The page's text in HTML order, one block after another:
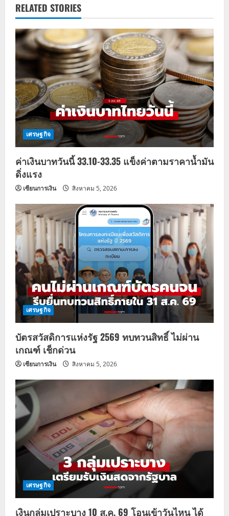
v
i
g
a
t
i
o
n
RELATED STORIES
เศรษฐกิจ
ค่าเงินบาทวันนี้ 33.10-33.35 แข็งค่าตามราคาน้ำมัน
ดิ่งแรง
เซียนการเงิน สิงหาคม 5, 2026
เศรษฐกิจ
บัตรสวัสดิการแห่งรัฐ 2569 ทบทวนสิทธิ์ ไม่ผ่าน
เกณฑ์ เช็กด่วน
เซียนการเงิน สิงหาคม 5, 2026
เศรษฐกิจ
เงินกลุ่มเปราะบาง 10 ส.ค. 69 โอนเข้าวันไหน ได้